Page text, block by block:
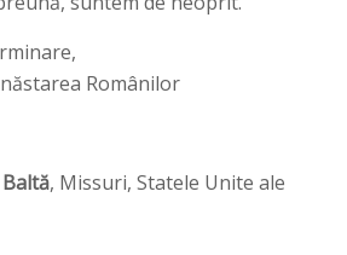
Românilor
, Missuri, Statele Unite ale